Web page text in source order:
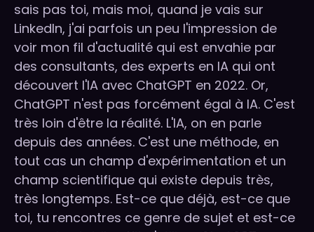
sais pas toi, mais moi, quand je vais sur
LinkedIn, j'ai parfois un peu l'impression de
voir mon fil d'actualité qui est envahie par
des consultants, des experts en IA qui ont
découvert l'IA avec ChatGPT en 2022. Or,
ChatGPT n'est pas forcément égal à IA. C'est
très loin d'être la réalité. L'IA, on en parle
depuis des années. C'est une méthode, en
tout cas un champ d'expérimentation et un
champ scientifique qui existe depuis très,
très longtemps. Est-ce que déjà, est-ce que
toi, tu rencontres ce genre de sujet et est-ce